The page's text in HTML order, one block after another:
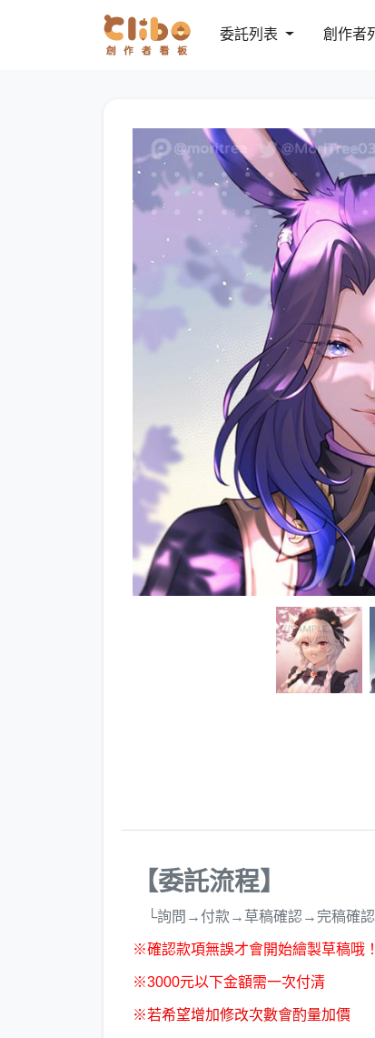
委託列表 創作者
【委託流程】
└詢問→付款→草稿確認→完稿確認
※確認款項無誤才會開始繪製草稿哦！
※3000元以下金額需一次付清
※若希望增加修改次數會酌量加價